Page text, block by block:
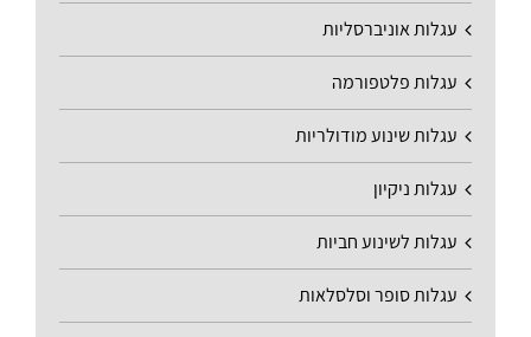
עגלות אוניברסליות
עגלות פלטפורמה
עגלות שינוע מודולריות
עגלות ניקיון
עגלות לשינוע חביות
עגלות סופר וסלסלאות